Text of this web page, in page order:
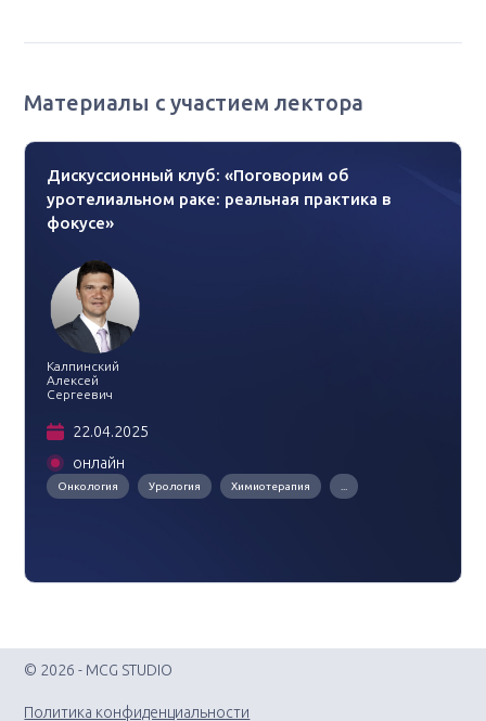
Материалы с участием лектора
Дискуссионный клуб: «Поговорим об
уротелиальном раке: реальная практика в
фокусе»
Калпинский
Алексей
Сергеевич
22.04.2025
онлайн
Онкология Урология Химиотерапия
© 2026 - MCG STUDIO
Политика конфиденциальности